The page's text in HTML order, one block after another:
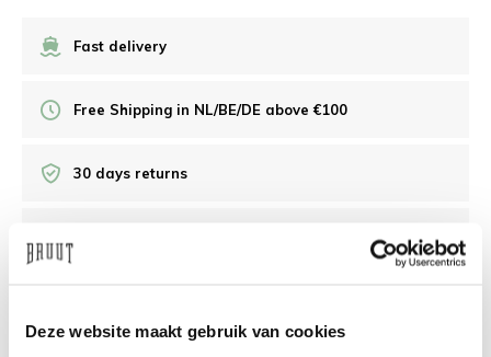
Deze website maakt gebruik van cookies
Fast delivery
Free Shipping in NL/BE/DE above €100
30 days returns
Need help?We're glad to help